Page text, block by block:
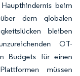
beim
dem globalen
bleiben
OT-
Budgets für einen
müssen